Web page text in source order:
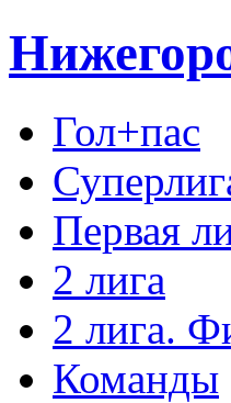
Гол+пас
Первая
2 лига
2 лига.
Команды